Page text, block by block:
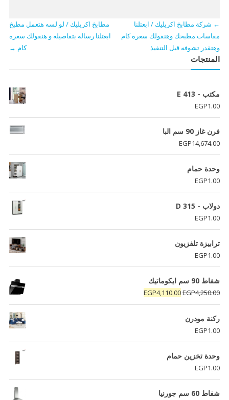
← شركة مطابخ اكريليك / ابعتلنا
مقاسات مطبخك وهنقولك سعره كام
وهتقدر تشوفه قبل التنفيذ
مطابخ اكريليك / لو لسه هتعمل مطبخ
ابعتلنا رسالة بتفاصيله و هنقولك سعره
كام →
المنتجات
مكتب - E 413
EGP1.00
فرن غاز 90 سم البا
EGP14,674.00
وحدة حمام
EGP1.00
دولاب - D 315
EGP1.00
ترابيزة تلفزيون
EGP1.00
شفاط 90 سم ايكوماتيك
EGP4,250.00
السعر
الأصلي
EGP4,110.00
السعر
الحالي
ركنة مودرن
EGP1.00
وحدة تخزين حمام
EGP1.00
شفاط 60 سم جورنيا